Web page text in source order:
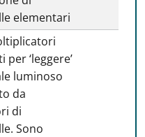
elementari
per ‘leggere’
luminoso
da
di
Sono